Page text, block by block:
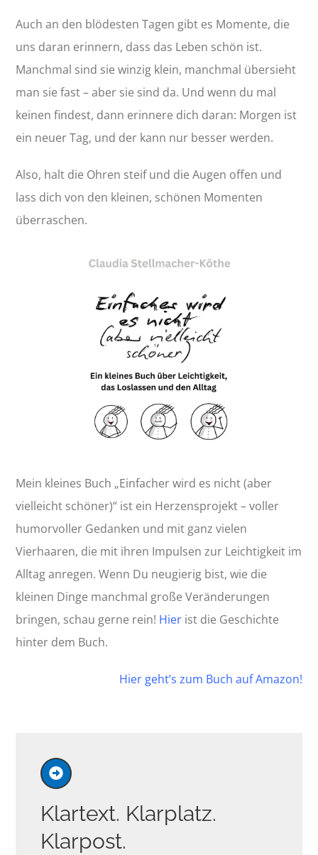
Auch an den blödesten Tagen gibt es Momente, die
uns daran erinnern, dass das Leben schön ist.
Manchmal sind sie winzig klein, manchmal übersieht
man sie fast – aber sie sind da. Und wenn du mal
keinen findest, dann erinnere dich daran: Morgen ist
ein neuer Tag, und der kann nur besser werden.
Also, halt die Ohren steif und die Augen offen und
lass dich von den kleinen, schönen Momenten
überraschen.
Mein kleines Buch „Einfacher wird es nicht (aber
vielleicht schöner)“ ist ein Herzensprojekt – voller
humorvoller Gedanken und mit ganz vielen
Vierhaaren, die mit ihren Impulsen zur Leichtigkeit im
Alltag anregen. Wenn Du neugierig bist, wie die
kleinen Dinge manchmal große Veränderungen
bringen, schau gerne rein! Hier ist die Geschichte
hinter dem Buch.
Hier geht’s zum Buch auf Amazon!
Klartext. Klarplatz.
Klarpost.